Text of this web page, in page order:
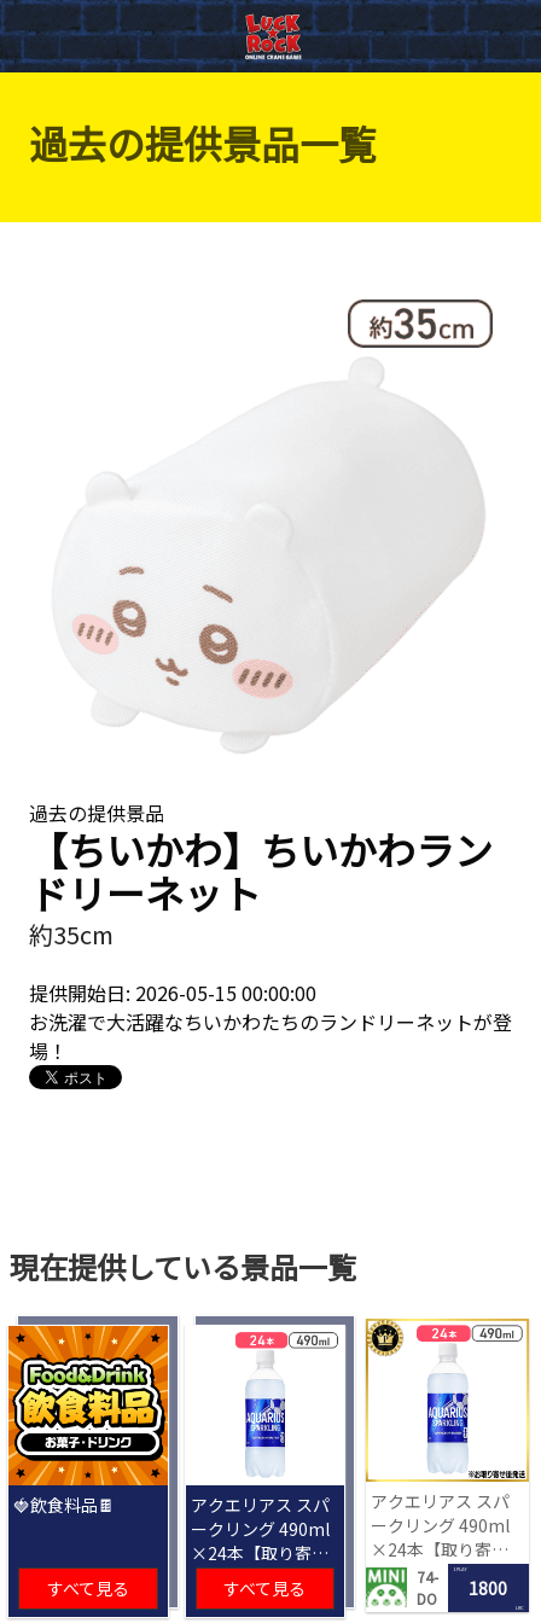
過去の提供景品一覧
過去の提供景品
【ちいかわ】ちいかわラン
ドリーネット
約35cm
提供開始日: 2026-05-15 00:00:00
お洗濯で大活躍なちいかわたちのランドリーネットが登
場！
現在提供している景品一覧
🍓飲食料品🍫
すべて見る
アクエリアス スパ
ークリング 490ml
×24本【取り寄せ
入荷後次第発送】
すべて見る
アクエリアス スパ
ークリング 490ml
×24本【取り寄せ
入荷後次第発送】
74-
DO
1 PLAY
1800
LRC